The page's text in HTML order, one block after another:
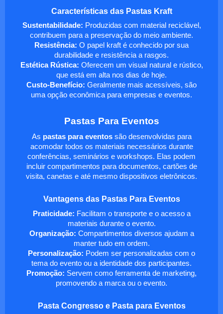
Características das Pastas Kraft
Sustentabilidade: Produzidas com material reciclável,
contribuem para a preservação do meio ambiente.
Resistência: O papel kraft é conhecido por sua
durabilidade e resistência a rasgos.
Estética Rústica: Oferecem um visual natural e rústico,
que está em alta nos dias de hoje.
Custo-Benefício: Geralmente mais acessíveis, são
uma opção econômica para empresas e eventos.
Pastas Para Eventos
As pastas para eventossão desenvolvidas para
acomodar todos os materiais necessários durante
conferências, seminários e workshops. Elas podem
incluir compartimentos para documentos, cartões de
visita, canetas e até mesmo dispositivos eletrônicos.
Vantagens das Pastas Para Eventos
Praticidade: Facilitam o transporte e o acesso a
materiais durante o evento.
Organização: Compartimentos diversos ajudam a
manter tudo em ordem.
Personalização: Podem ser personalizadas com o
tema do evento ou a identidade dos participantes.
Promoção: Servem como ferramenta de marketing,
promovendo a marca ou o evento.
Pasta Congresso e Pasta para Eventos